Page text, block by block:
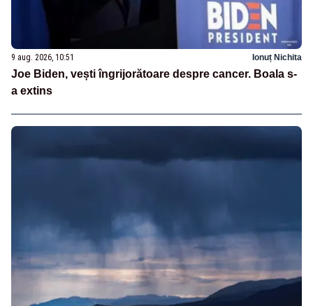
9 aug. 2026, 10:51 Ionuț Nichita
Joe Biden, vești îngrijorătoare despre cancer. Boala s-
a extins